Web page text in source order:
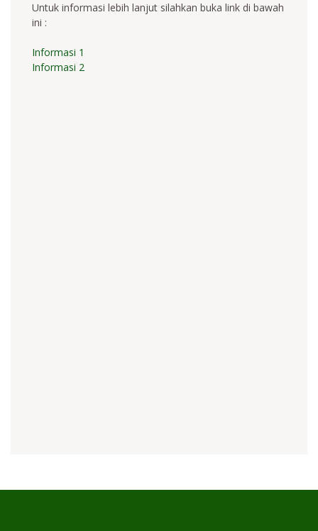
Untuk informasi lebih lanjut silahkan buka link di bawah
ini :
Informasi 1
Informasi 2